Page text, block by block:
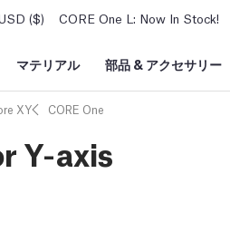
($) CORE One L: Now In Stock!
マテリアル 部品 & アクセサリー
XY CORE One
Y-axis